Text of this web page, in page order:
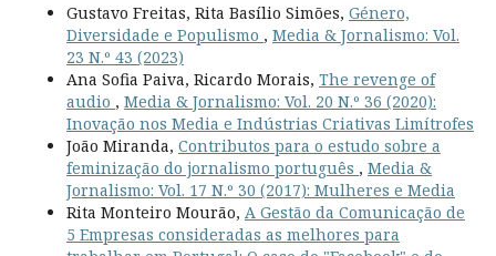
Gustavo Freitas, Rita Basílio Simões, Género,
Diversidade e Populismo , Media & Jornalismo: Vol.
23 N.º 43 (2023)
Ana Sofia Paiva, Ricardo Morais, The revenge of
audio , Media & Jornalismo: Vol. 20 N.º 36 (2020):
Inovação nos Media e Indústrias Criativas Limítrofes
João Miranda, Contributos para o estudo sobre a
feminização do jornalismo português , Media &
Jornalismo: Vol. 17 N.º 30 (2017): Mulheres e Media
Rita Monteiro Mourão, A Gestão da Comunicação de
5 Empresas consideradas as melhores para